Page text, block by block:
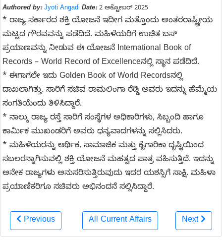
Authored by: Jyoti Angadi Date:2 ಅಕ್ಟೋಬರ್ 2025
* ರಾಜ್ಯ ಸರ್ಕಾರದ ಶಕ್ತಿ ಯೋಜನೆ ಇದೀಗ ಮತ್ತೊಂದು ಅಂತರರಾಷ್ಟ್ರೀಯ
ಮಟ್ಟದ ಗೌರವವನ್ನು ಪಡೆದಿದೆ. ಮಹಿಳೆಯರಿಗೆ ಉಚಿತ ಬಸ್‌
ಪ್ರಯಾಣವನ್ನು ನೀಡುವ ಈ ಯೋಜನೆ International Book of
Records – World Record of Excellenceನಲ್ಲಿ ಸ್ಥಾನ ಪಡೆದಿದೆ.
* ಈಗಾಗಲೇ ಇದು Golden Book of World Records‌ನಲ್ಲಿ
ದಾಖಲಾಗಿತ್ತು. ಸಾರಿಗೆ ಸಚಿವ ರಾಮಲಿಂಗಾ ರೆಡ್ಡಿ ಅವರು ಇದನ್ನು ಹೆಮ್ಮೆಯ
ಸಂಗತಿಯೆಂದು ತಿಳಿಸಿದ್ದಾರೆ.
* ನಾಲ್ಕು ರಾಜ್ಯ ರಸ್ತೆ ಸಾರಿಗೆ ಸಂಸ್ಥೆಗಳ ಅಧಿಕಾರಿಗಳು, ಸಿಬ್ಬಂದಿ ಹಾಗೂ
ಕಾರ್ಮಿಕ ಮುಖಂಡರಿಗೆ ಅವರು ಧನ್ಯವಾದಗಳನ್ನು ಸಲ್ಲಿಸಿದರು.
* ಮಹಿಳೆಯರನ್ನು ಆರ್ಥಿಕ, ಸಾಮಾಜಿಕ ಮತ್ತು ಕೈಗಾರಿಕಾ ದೃಷ್ಟಿಯಿಂದ
ಸಬಲರನ್ನಾಗಿಸುವಲ್ಲಿ ಶಕ್ತಿ ಯೋಜನೆ ಮಹತ್ವದ ಪಾತ್ರ ವಹಿಸುತ್ತಿದೆ. ಇದನ್ನು
ಅನೇಕ ರಾಜ್ಯಗಳು ಅನುಸರಿಸುತ್ತಿರುವುದು ಇದರ ಯಶಸ್ಸಿಗೆ ಸಾಕ್ಷಿ. ಮಹಿಳಾ
ಪ್ರಯಾಣಿಕರಿಗೂ ಸಚಿವರು ಅಭಿನಂದನೆ ಸಲ್ಲಿಸಿದ್ದಾರೆ.
Previous All Current Affairs Next